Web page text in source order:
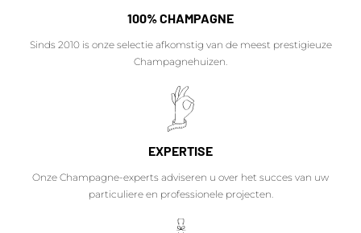
100% CHAMPAGNE
Sinds 2010 is onze selectie afkomstig van de meest prestigieuze
Champagnehuizen.
EXPERTISE
Onze Champagne-experts adviseren u over het succes van uw
particuliere en professionele projecten.